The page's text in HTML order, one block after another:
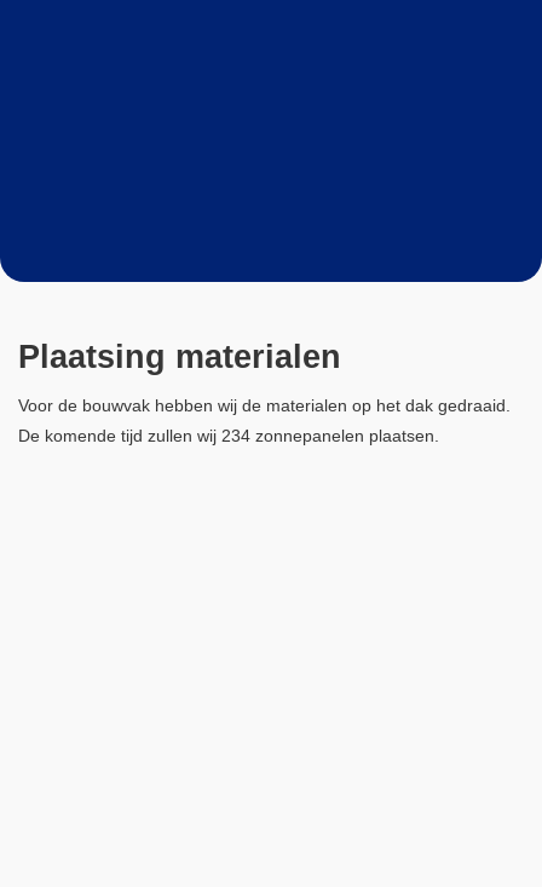
Plaatsing materialen
Voor de bouwvak hebben wij de materialen op het dak gedraaid.
De komende tijd zullen wij 234 zonnepanelen plaatsen.